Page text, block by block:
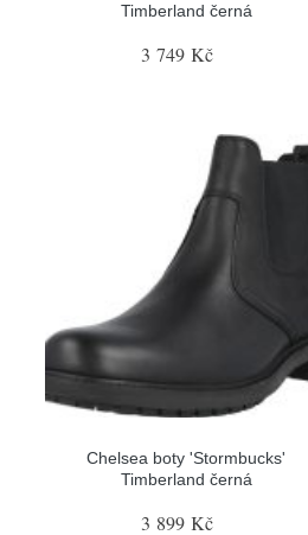
Timberland černá
3 749 Kč
Chelsea boty 'Stormbucks'
Timberland černá
3 899 Kč